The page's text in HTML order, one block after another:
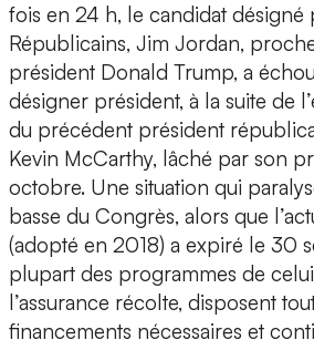
fois en 24 h, le candidat désigné
Républicains, Jim Jordan,
président Donald Trump, a
désigner président, à la suite de
du précédent président
Kevin McCarthy, lâché par son
octobre. Une situation qui
basse du Congrès, alors que
(adopté en 2018) a expiré le 30
plupart des programmes de
l’assurance récolte, disposent
financements nécessaires et